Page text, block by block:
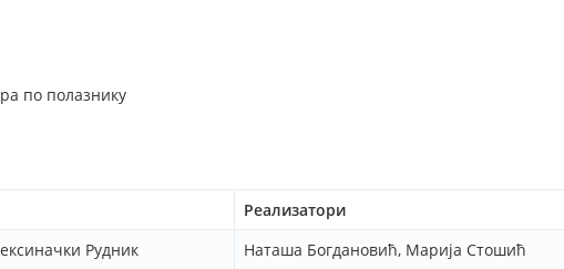
по полазнику
Реализатори
Рудник Наташа Богдановић, Марија Стошић